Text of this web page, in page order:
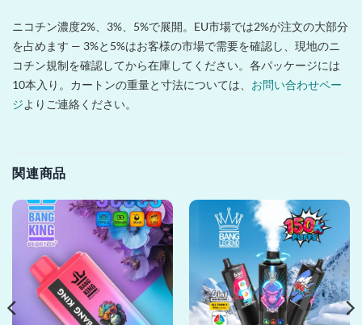
ニコチン濃度2%、3%、5%で展開。EU市場では2%が注文の大部分
を占めます — 3%と5%はお客様の市場で需要を確認し、現地のニ
コチン規制を確認してから在庫してください。各パッケージには
10本入り。カートンの重量と寸法については、 お問い合わせペー
ジよりご連絡ください。
関連商品